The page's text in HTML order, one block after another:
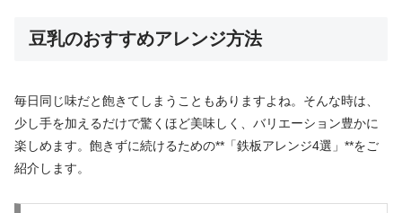
豆乳のおすすめアレンジ方法
毎日同じ味だと飽きてしまうこともありますよね。そんな時は、
少し手を加えるだけで驚くほど美味しく、バリエーション豊かに
楽しめます。飽きずに続けるための**「鉄板アレンジ4選」**をご
紹介します。